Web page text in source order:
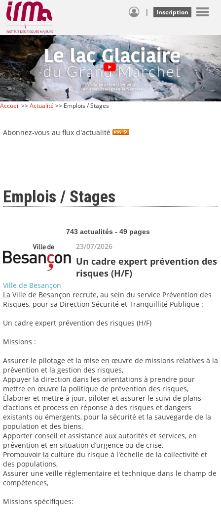
| Inscription
Accueil >>Actualité >> Emplois / Stages
Abonnez-vous au flux d'actualité
Emplois / Stages
743 actualités - 49 pages
23/07/2026
Un cadre expert prévention des
risques (H/F)
Ville de Besançon
La Ville de Besançon recrute, au sein du service Prévention des
Risques, pour sa Direction Sécurité et Tranquillité Publique :
Un cadre expert prévention des risques (H/F)
Missions :
Assurer le pilotage et la mise en œuvre de missions relatives à la
prévention et la gestion des risques,
Appuyer la direction dans les orientations à prendre pour
mettre en œuvre la politique de prévention des risques,
Élaborer et mettre à jour, piloter et assurer le suivi de plans
d’actions et process en réponse à des risques et dangers
existants ou émergents, pour la sécurité et la sauvegarde de la
population et des biens,
Apporter conseil et assistance aux autorités et services, en
prévention et en situation d’urgence ou de crise,
Promouvoir la culture du risque à l'échelle de la collectivité et
des populations,
Assurer une veille réglementaire et technique dans le champ de
compétences,
Missions spécifiques: